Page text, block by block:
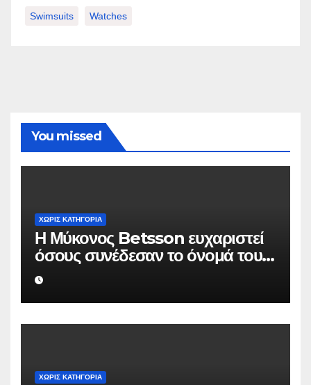
Swimsuits Watches
You missed
ΧΩΡΊΣ ΚΑΤΗΓΟΡΊΑ
Η Μύκονος Betsson ευχαριστεί
όσους συνέδεσαν το όνομά τους
με την ιστορική χρονιά
ΧΩΡΊΣ ΚΑΤΗΓΟΡΊΑ